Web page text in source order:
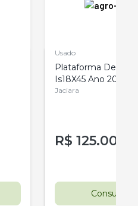
Usado
Plataforma De
Is18X45 Ano 2014
Jaciara
R$ 125.000
Consultar